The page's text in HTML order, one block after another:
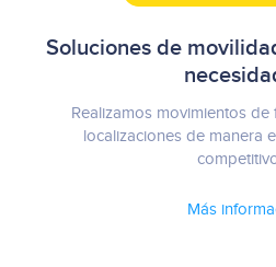
Soluciones de
Realizamos movimientos
localizaciones de manera
Más